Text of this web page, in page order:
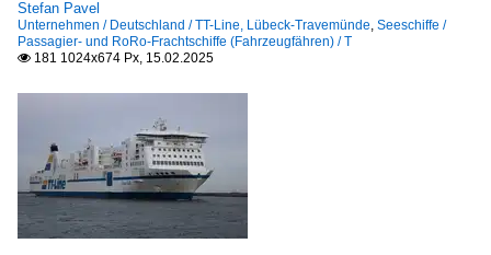
Stefan Pavel
Unternehmen / Deutschland / TT-Line, Lübeck-Travemünde, Seeschiffe /
Passagier- und RoRo-Frachtschiffe (Fahrzeugfähren) / T
 181 1024x674 Px, 15.02.2025